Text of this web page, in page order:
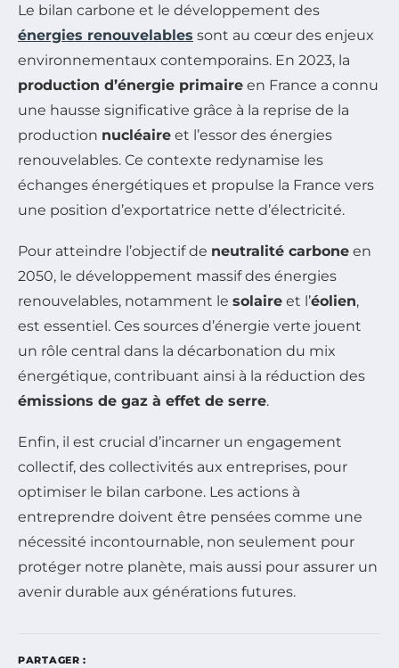
Le bilan carbone et le développement des
énergies renouvelables sont au cœur des enjeux
environnementaux contemporains. En 2023, la
production d’énergie primaire en France a connu
une hausse significative grâce à la reprise de la
production nucléaire et l’essor des énergies
renouvelables. Ce contexte redynamise les
échanges énergétiques et propulse la France vers
une position d’exportatrice nette d’électricité.
Pour atteindre l’objectif de neutralité carbone en
2050, le développement massif des énergies
renouvelables, notamment le solaire et l’éolien,
est essentiel. Ces sources d’énergie verte jouent
un rôle central dans la décarbonation du mix
énergétique, contribuant ainsi à la réduction des
émissions de gaz à effet de serre.
Enfin, il est crucial d’incarner un engagement
collectif, des collectivités aux entreprises, pour
optimiser le bilan carbone. Les actions à
entreprendre doivent être pensées comme une
nécessité incontournable, non seulement pour
protéger notre planète, mais aussi pour assurer un
avenir durable aux générations futures.
PARTAGER :